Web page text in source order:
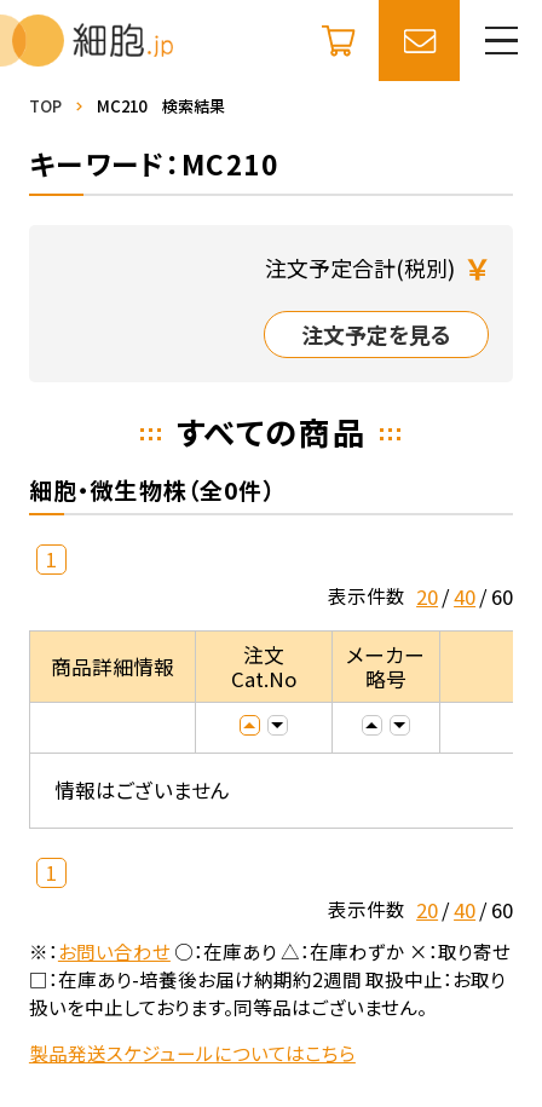
TOP MC210 検索結果
キーワード：MC210
注文予定合計(税別) ￥
注文予定を見る
すべての商品
細胞・微生物株（全0件）
1
表示件数 20 40 60
商品詳細情報
注文
Cat.No
メーカー
略号
情報はございません
1
表示件数 20 40 60
※：お問い合わせ○：在庫あり △：在庫わずか ×：取り寄せ
□：在庫あり-培養後お届け納期約2週間 取扱中止：お取り
扱いを中止しております。同等品はございません。
製品発送スケジュールについてはこちら